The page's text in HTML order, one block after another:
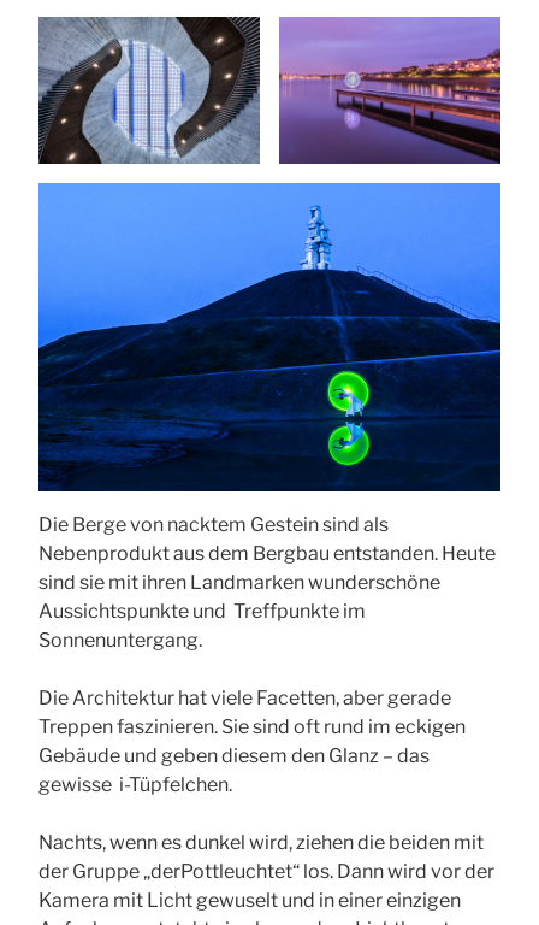
Die Berge von nacktem Gestein sind als
Nebenprodukt aus dem Bergbau entstanden. Heute
sind sie mit ihren Landmarken wunderschöne
Aussichtspunkte und Treffpunkte im
Sonnenuntergang.
Die Architektur hat viele Facetten, aber gerade
Treppen faszinieren. Sie sind oft rund im eckigen
Gebäude und geben diesem den Glanz – das
gewisse i-Tüpfelchen.
Nachts, wenn es dunkel wird, ziehen die beiden mit
der Gruppe „derPottleuchtet“ los. Dann wird vor der
Kamera mit Licht gewuselt und in einer einzigen